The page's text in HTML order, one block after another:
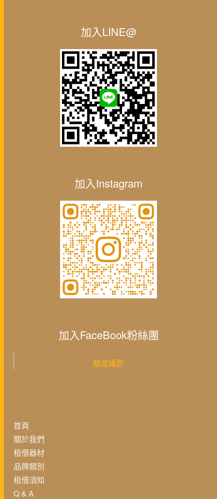
加入LINE@
加入Instagram
加入FaceBook粉絲團
鼐成攝影
首頁
關於我們
租借器材
品牌類別
租借須知
Q & A